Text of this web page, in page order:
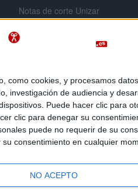
como cookies, y procesamos
investigación de audiencia y
Puede hacer clic para
clic para denegar su
puede no requerir de su
consentimiento en cualquier
NO ACEPTO
Notas de corte Unizar
Notas de corte USAL
Notas de corte UA
, la comunidad social